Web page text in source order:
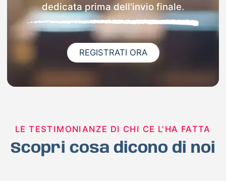
dedicata prima dell'invio finale.
REGISTRATI ORA
LE TESTIMONIANZE DI CHI CE L'HA FATTA
Scopri cosa dicono di noi